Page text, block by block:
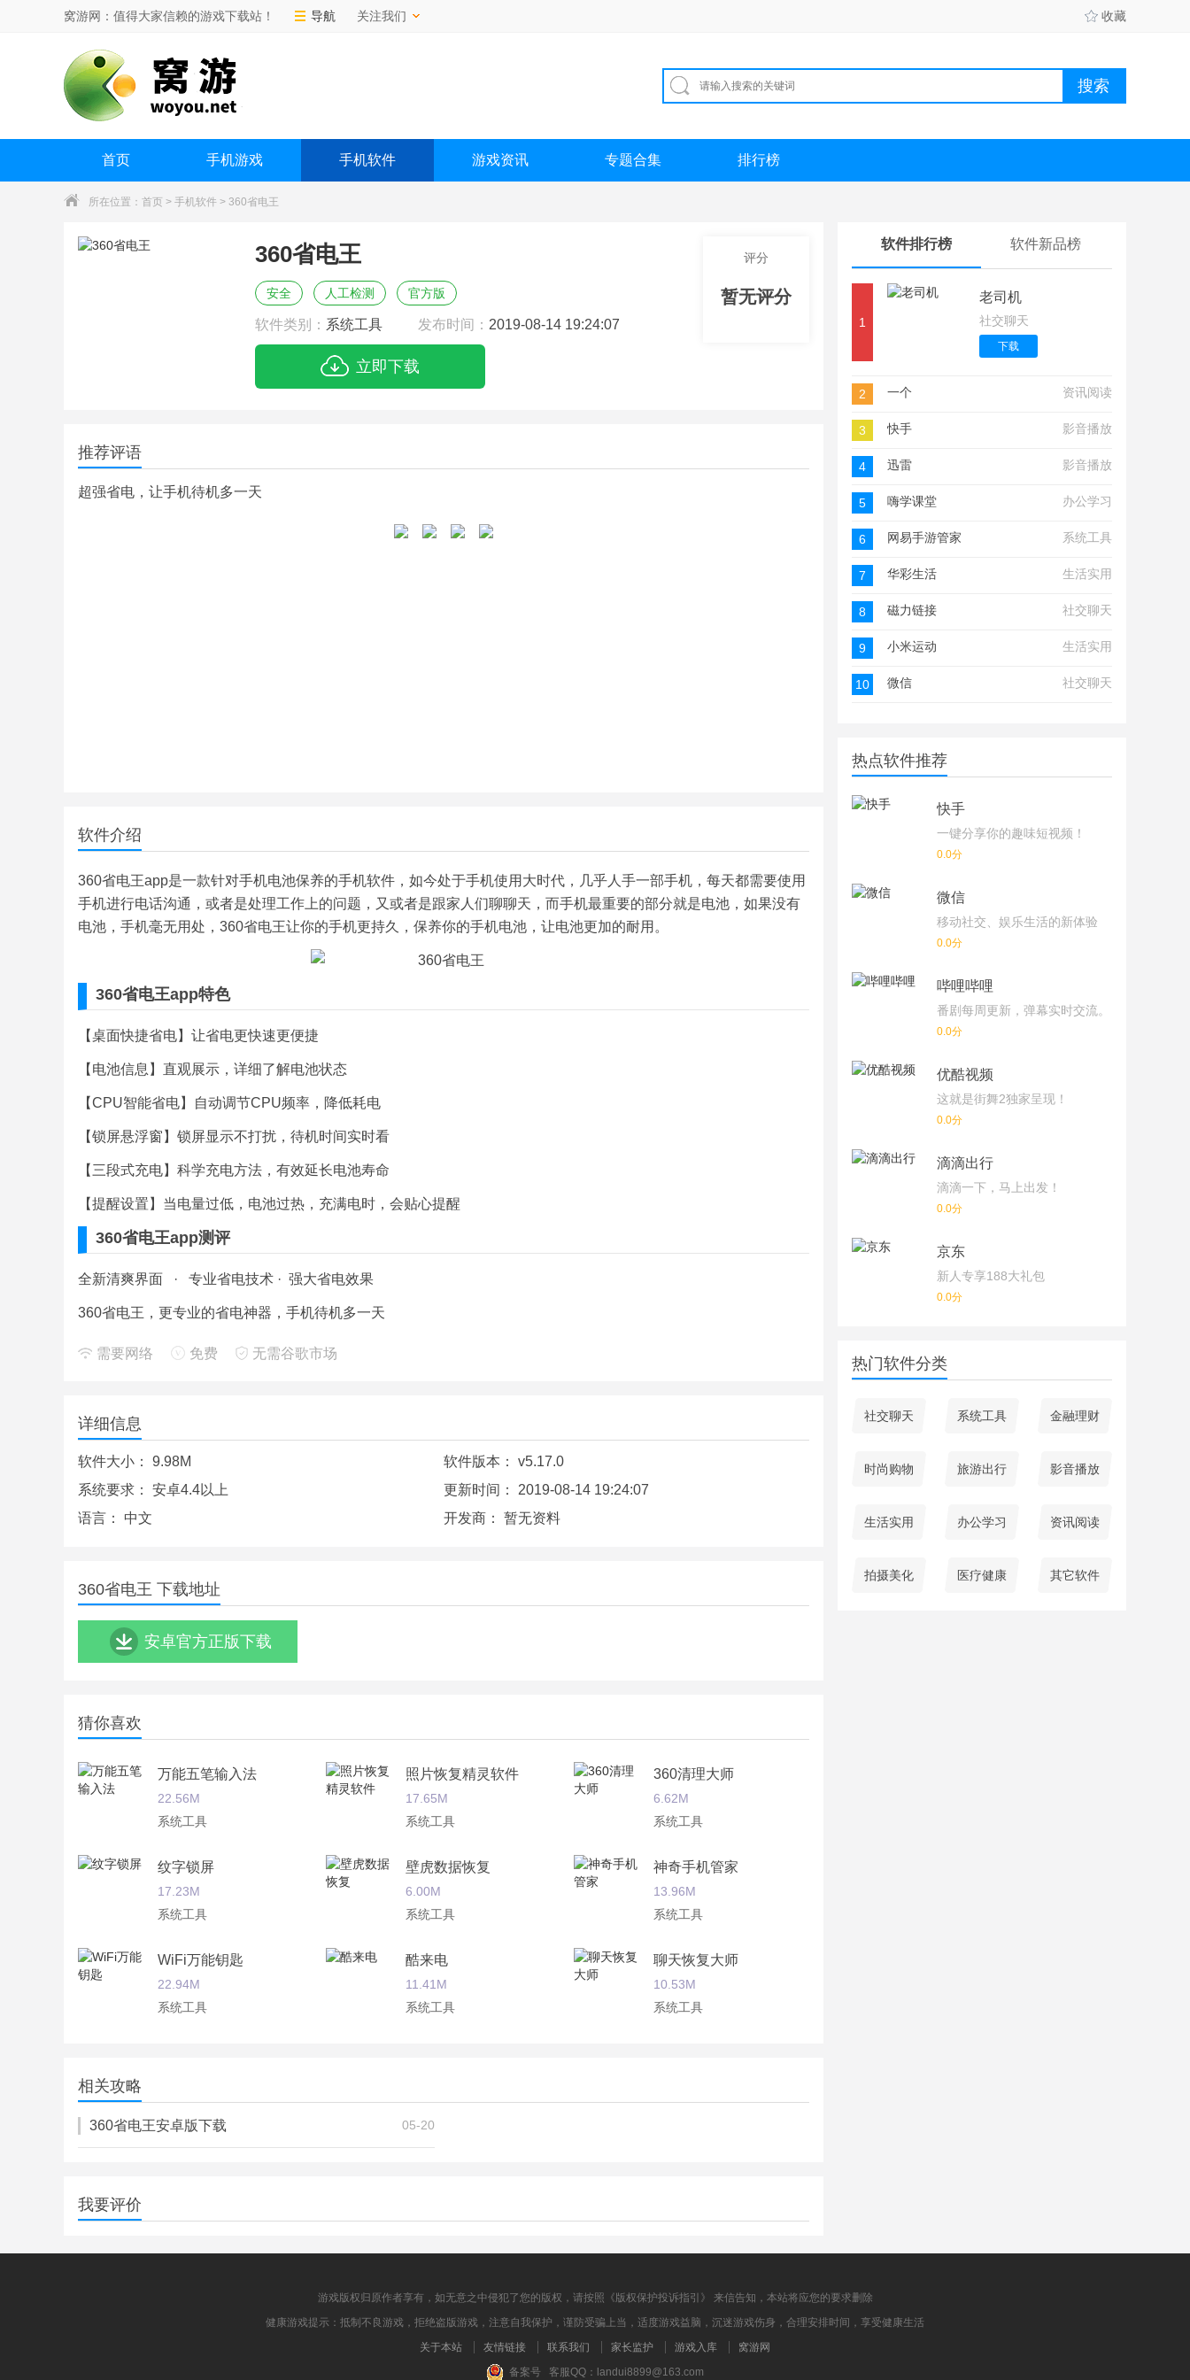
窝游网：值得大家信赖的游戏下载站！ 导航 关注我们 收藏
首页 手机游戏 手机软件 游戏资讯 专题合集 排行榜
所在位置： 首页 > 手机软件 > 360省电王
360省电王
安全 人工检测 官方版
软件类别： 系统工具 发布时间： 2019-08-14 19:24:07
立即下载
评分
暂无评分
推荐评语
超强省电，让手机待机多一天
软件介绍
360省电王app是一款针对手机电池保养的手机软件，如今处于手机使用大时代，几乎人手一部手机，每天都需要使用
手机进行电话沟通，或者是处理工作上的问题，又或者是跟家人们聊聊天，而手机最重要的部分就是电池，如果没有
电池，手机毫无用处，360省电王让你的手机更持久，保养你的手机电池，让电池更加的耐用。
360省电王app特色
【桌面快捷省电】让省电更快速更便捷
【电池信息】直观展示，详细了解电池状态
【CPU智能省电】自动调节CPU频率，降低耗电
【锁屏悬浮窗】锁屏显示不打扰，待机时间实时看
【三段式充电】科学充电方法，有效延长电池寿命
【提醒设置】当电量过低，电池过热，充满电时，会贴心提醒
360省电王app测评
全新清爽界面 · 专业省电技术 · 强大省电效果
360省电王，更专业的省电神器，手机待机多一天
需要网络 免费 无需谷歌市场
详细信息
软件大小： 9.98M 软件版本： v5.17.0
系统要求： 安卓4.4以上 更新时间： 2019-08-14 19:24:07
语言： 中文 开发商： 暂无资料
360省电王 下载地址
安卓官方正版下载
猜你喜欢
万能五笔输入法
22.56M
系统工具
照片恢复精灵软件
17.65M
系统工具
360清理大师
6.62M
系统工具
纹字锁屏
17.23M
系统工具
壁虎数据恢复
6.00M
系统工具
神奇手机管家
13.96M
系统工具
WiFi万能钥匙
22.94M
系统工具
酷来电
11.41M
系统工具
聊天恢复大师
10.53M
系统工具
系统工具
系统工具
系统工具
相关攻略
360省电王安卓版下载 05-20
我要评价
软件排行榜 软件新品榜
1
老司机
社交聊天
下载
2 一个 资讯阅读
3 快手 影音播放
4 迅雷 影音播放
5 嗨学课堂 办公学习
6 网易手游管家 系统工具
7 华彩生活 生活实用
8 磁力链接 社交聊天
9 小米运动 生活实用
10 微信 社交聊天
热点软件推荐
快手
一键分享你的趣味短视频！
0.0分
微信
移动社交、娱乐生活的新体验
0.0分
哔哩哔哩
番剧每周更新，弹幕实时交流。
0.0分
优酷视频
这就是街舞2独家呈现！
0.0分
滴滴出行
滴滴一下，马上出发！
0.0分
京东
新人专享188大礼包
0.0分
热门软件分类
社交聊天 系统工具 金融理财
时尚购物 旅游出行 影音播放
生活实用 办公学习 资讯阅读
拍摄美化 医疗健康 其它软件
游戏版权归原作者享有，如无意之中侵犯了您的版权，请按照《版权保护投诉指引》 来信告知，本站将应您的要求删除
健康游戏提示：抵制不良游戏，拒绝盗版游戏，注意自我保护，谨防受骗上当，适度游戏益脑，沉迷游戏伤身，合理安排时间，享受健康生活
关于本站
友情链接 联系我们 家长监护 游戏入库
窝游网
备案号 客服QQ：landui8899@163.com